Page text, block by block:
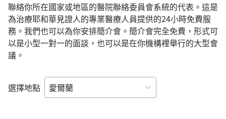
聯絡你所在國家或地區的醫院聯絡委員會系統的代表。這是
為治療耶和華見證人的專業醫療人員提供的24小時免費服
務。我們也可以為你安排簡介會。簡介會完全免費，形式可
以是小型一對一的面談，也可以是在你機構裡舉行的大型會
議。
選擇地點